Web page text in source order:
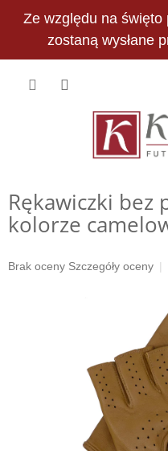
Ze względu na
zostaną wysłane
PLN
Rękawiczki bez
kolorze
Średnia
Brak oceny Szczegóły oceny